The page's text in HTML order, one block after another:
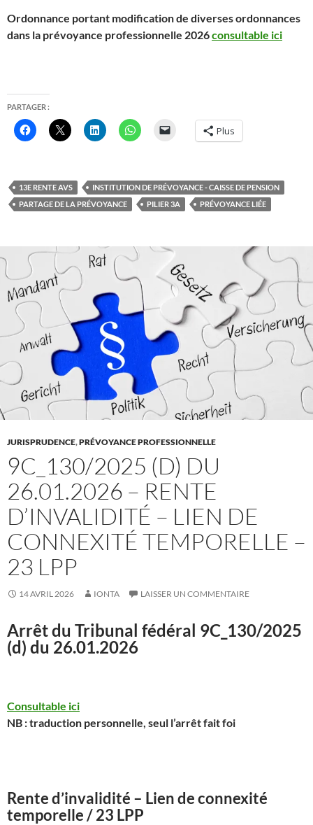
Ordonnance portant modification de diverses ordonnances
dans la prévoyance professionnelle 2026consultable ici
PARTAGER :
Plus
13E RENTE AVS
INSTITUTION DE PRÉVOYANCE - CAISSE DE PENSION
PARTAGE DE LA PRÉVOYANCE
PILIER 3A PRÉVOYANCE LIÉE
JURISPRUDENCE,PRÉVOYANCE PROFESSIONNELLE
9C_130/2025 (D) DU
26.01.2026 – RENTE
D’INVALIDITÉ – LIEN DE
CONNEXITÉ TEMPORELLE –
23 LPP
14 AVRIL 2026 IONTA LAISSER UN COMMENTAIRE
Arrêt du Tribunal fédéral 9C_130/2025
(d) du 26.01.2026
Consultable ici
NB : traduction personnelle, seul l’arrêt fait foi
Rente d’invalidité – Lien de connexité
temporelle / 23 LPP